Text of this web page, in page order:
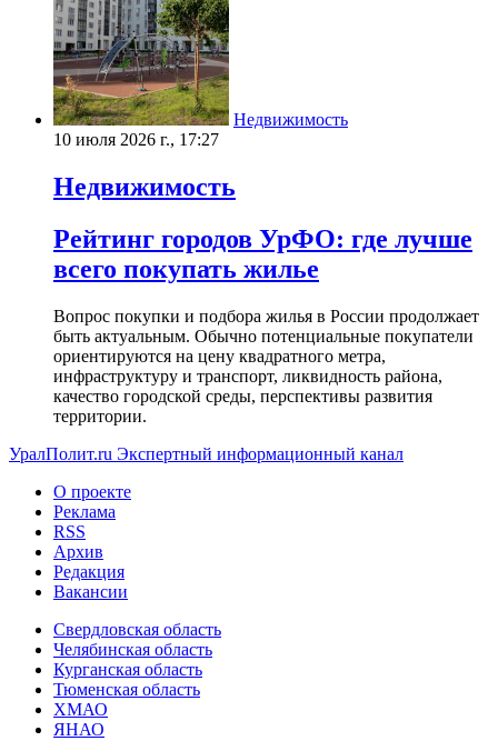
Недвижимость
10 июля 2026 г., 17:27
Недвижимость
Рейтинг городов УрФО: где лучше
всего покупать жилье
Вопрос покупки и подбора жилья в России продолжает
быть актуальным. Обычно потенциальные покупатели
ориентируются на цену квадратного метра,
инфраструктуру и транспорт, ликвидность района,
качество городской среды, перспективы развития
территории.
УралПолит.ru Экспертный информационный канал
О проекте
Реклама
RSS
Архив
Редакция
Вакансии
Свердловская область
Челябинская область
Курганская область
Тюменская область
ХМАО
ЯНАО